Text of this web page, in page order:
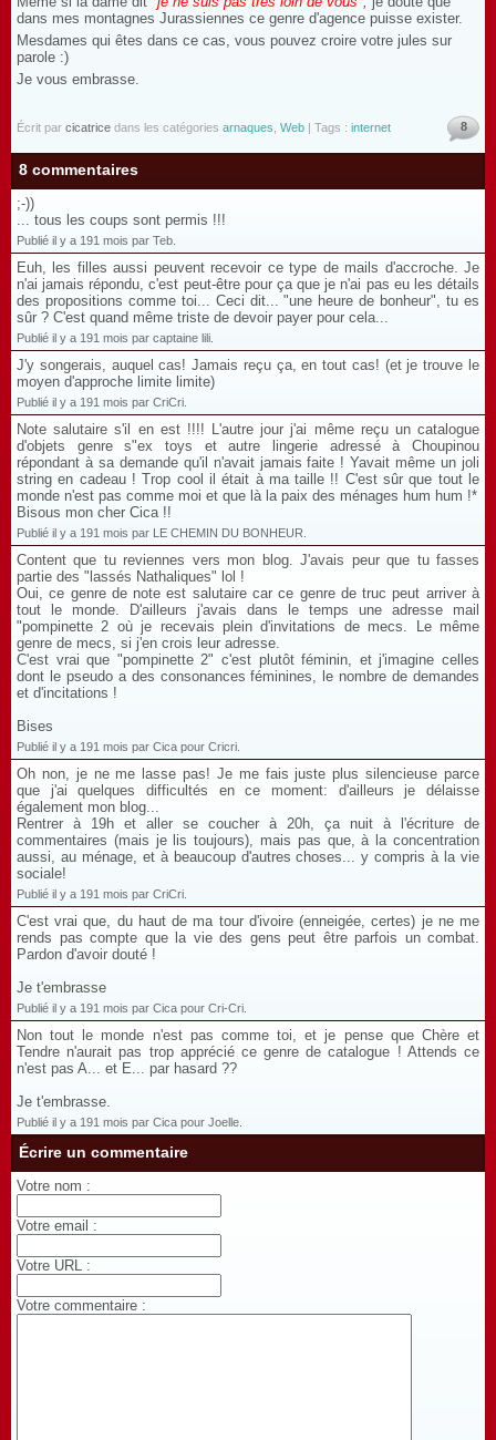
dans mes montagnes Jurassiennes ce genre d'agence puisse exister.
Mesdames qui êtes dans ce cas, vous pouvez croire votre jules sur
parole :)
Je vous embrasse.
Écrit par cicatrice dans les catégories arnaques Web | Tags : internet 8
8 commentaires
;-))
... tous les coups sont permis !!!
Publié il y a 191 mois par Teb.
Euh, les filles aussi peuvent recevoir ce type de mails d'accroche. Je
n'ai jamais répondu, c'est peut-être pour ça que je n'ai pas eu les détails
des propositions comme toi... Ceci dit... "une heure de bonheur", tu es
sûr ? C'est quand même triste de devoir payer pour cela...
Publié il y a 191 mois par captaine lili.
J'y songerais, auquel cas! Jamais reçu ça, en tout cas! (et je trouve le
moyen d'approche limite limite)
Publié il y a 191 mois par CriCri.
Note salutaire s'il en est !!!! L'autre jour j'ai même reçu un catalogue
d'objets genre s"ex toys et autre lingerie adressé à Choupinou
répondant à sa demande qu'il n'avait jamais faite ! Yavait même un joli
string en cadeau ! Trop cool il était à ma taille !! C'est sûr que tout le
monde n'est pas comme moi et que là la paix des ménages hum hum !*
Bisous mon cher Cica !!
Publié il y a 191 mois par LE CHEMIN DU BONHEUR.
Content que tu reviennes vers mon blog. J'avais peur que tu fasses
partie des "lassés Nathaliques" lol !
Oui, ce genre de note est salutaire car ce genre de truc peut arriver à
tout le monde. D'ailleurs j'avais dans le temps une adresse mail
"pompinette 2 où je recevais plein d'invitations de mecs. Le même
genre de mecs, si j'en crois leur adresse.
C'est vrai que "pompinette 2" c'est plutôt féminin, et j'imagine celles
dont le pseudo a des consonances féminines, le nombre de demandes
et d'incitations !
Bises
Publié il y a 191 mois par Cica pour Cricri.
Oh non, je ne me lasse pas! Je me fais juste plus silencieuse parce
que j'ai quelques difficultés en ce moment: d'ailleurs je délaisse
également mon blog...
Rentrer à 19h et aller se coucher à 20h, ça nuit à l'écriture de
commentaires (mais je lis toujours), mais pas que, à la concentration
aussi, au ménage, et à beaucoup d'autres choses... y compris à la vie
sociale!
Publié il y a 191 mois par CriCri.
C'est vrai que, du haut de ma tour d'ivoire (enneigée, certes) je ne me
rends pas compte que la vie des gens peut être parfois un combat.
Pardon d'avoir douté !
Je t'embrasse
Publié il y a 191 mois par Cica pour Cri-Cri.
Non tout le monde n'est pas comme toi, et je pense que Chère et
Tendre n'aurait pas trop apprécié ce genre de catalogue ! Attends ce
n'est pas A... et E... par hasard ??
Je t'embrasse.
Publié il y a 191 mois par Cica pour Joelle.
Écrire un commentaire
Votre nom :
Votre email :
Votre URL :
Votre commentaire :